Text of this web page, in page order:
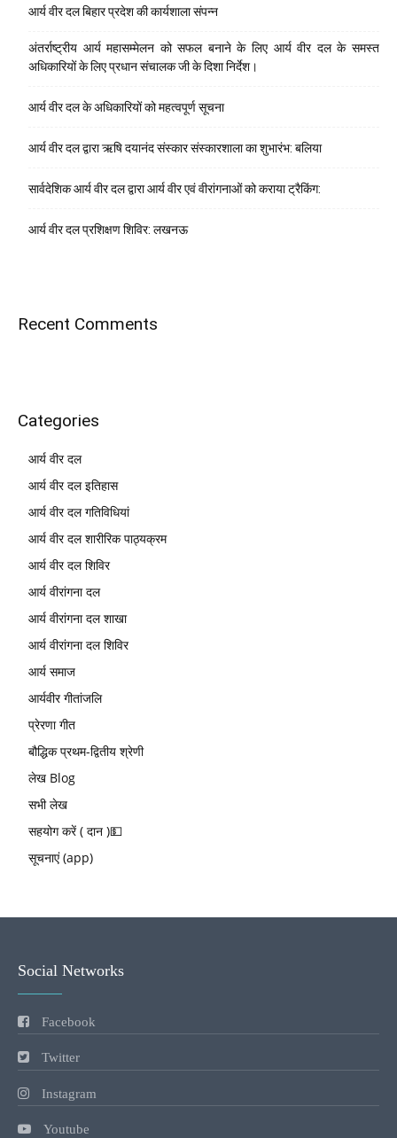
आर्य वीर दल बिहार प्रदेश की कार्यशाला संपन्न
अंतर्राष्ट्रीय आर्य महासम्मेलन को सफल बनाने के लिए आर्य वीर दल के समस्त
अधिकारियों के लिए प्रधान संचालक जी के दिशा निर्देश।
आर्य वीर दल के अधिकारियों को महत्वपूर्ण सूचना
आर्य वीर दल द्वारा ऋषि दयानंद संस्कार संस्कारशाला का शुभारंभ: बलिया
सार्वदेशिक आर्य वीर दल द्वारा आर्य वीर एवं वीरांगनाओं को कराया ट्रैकिंग:
आर्य वीर दल प्रशिक्षण शिविर: लखनऊ
Recent Comments
Categories
आर्य वीर दल
आर्य वीर दल इतिहास
आर्य वीर दल गतिविधियां
आर्य वीर दल शारीरिक पाठ्यक्रम
आर्य वीर दल शिविर
आर्य वीरांगना दल
आर्य वीरांगना दल शाखा
आर्य वीरांगना दल शिविर
आर्य समाज
आर्यवीर गीतांजलि
प्रेरणा गीत
बौद्धिक प्रथम-द्वितीय श्रेणी
लेख Blog
सभी लेख
सहयोग करें ( दान )💵
सूचनाएं (app)
Social Networks
Facebook
Twitter
Instagram
Youtube